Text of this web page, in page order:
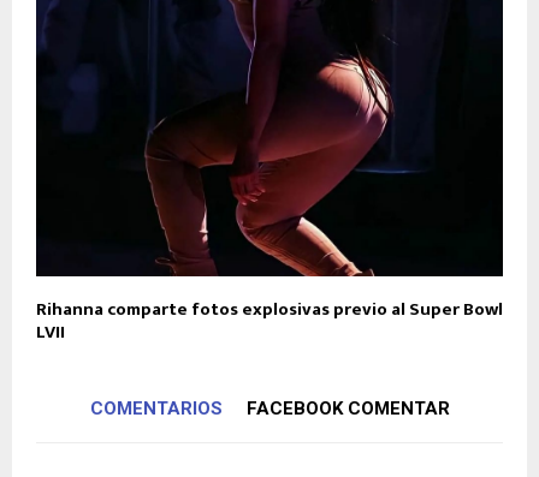
Rihanna comparte fotos explosivas previo al Super Bowl
LVII
COMENTARIOS FACEBOOK COMENTAR